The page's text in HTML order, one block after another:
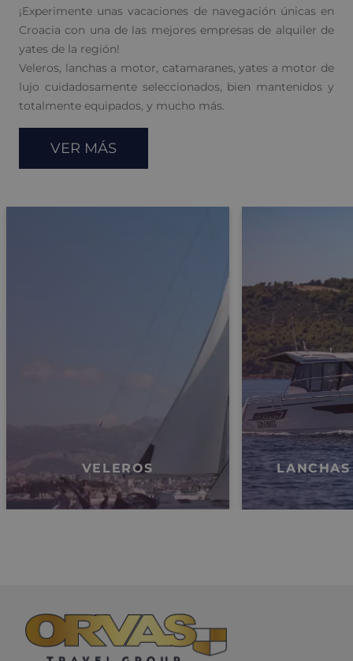
¡Experimente unas vacaciones de navegación únicas en
Croacia con una de las mejores empresas de alquiler de
yates de la región!
Veleros, lanchas a motor, catamaranes, yates a motor de
lujo cuidadosamente seleccionados, bien mantenidos y
totalmente equipados, y mucho más.
VER MÁS
VELEROS